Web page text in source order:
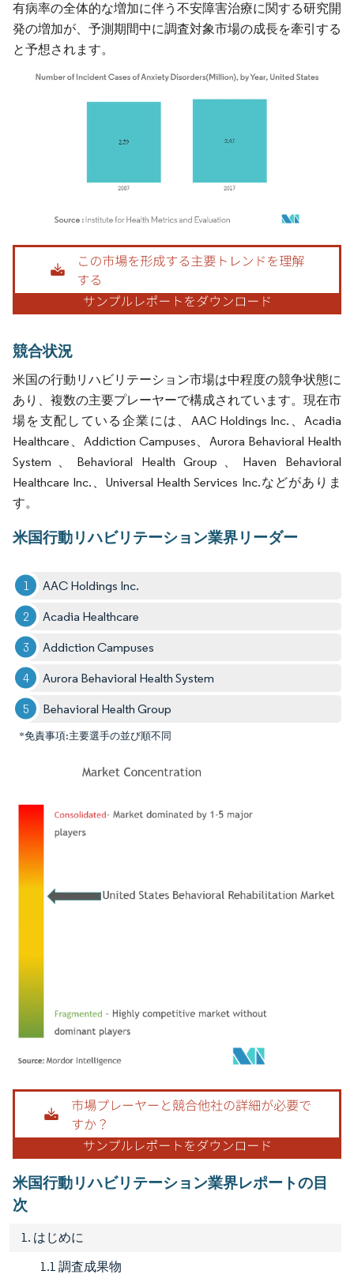
有病率の全体的な増加に伴う不安障害治療に関する研究開
発の増加が、予測期間中に調査対象市場の成長を牽引する
と予想されます。
画像 © Mordor Intelligence。再利用にはCC BY 4.0の表示が必要です。
競合状況
米国の行動リハビリテーション市場は中程度の競争状態に
あり、複数の主要プレーヤーで構成されています。現在市
場を支配している企業には、AAC Holdings Inc.、Acadia
Healthcare、Addiction Campuses、Aurora Behavioral Health
System、Behavioral Health Group、Haven Behavioral
Healthcare Inc.、Universal Health Services Inc.などがありま
す。
米国行動リハビリテーション業界リーダー
AAC Holdings Inc.
Acadia Healthcare
Addiction Campuses
Aurora Behavioral Health System
Behavioral Health Group
*免責事項:主要選手の並び順不同
画像 © Mordor Intelligence。再利用にはCC BY 4.0の表示が必要です。
米国行動リハビリテーション業界レポートの目
次
1. はじめに
1.1 調査成果物